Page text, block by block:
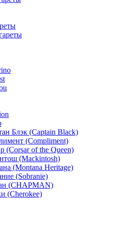
Блэк (Captain Black)
(Compliment)
(Corsar of the Queen)
(Mackintosh)
(Montana Heritage)
(Sobranie)
(CHAPMAN)
(Cherokee)